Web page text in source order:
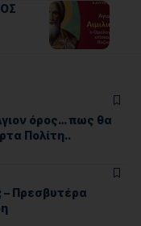
όρος… πως θα
Πολίτη..
– Πρεσβυτέρα